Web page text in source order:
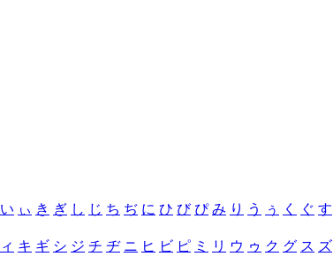
い ぃ き ぎ し じ ち ぢ に ひ び ぴ み り う ぅ く ぐ す
ィ キ ギ シ ジ チ ヂ ニ ヒ ビ ピ ミ リ ウ ゥ ク グ ス ズ